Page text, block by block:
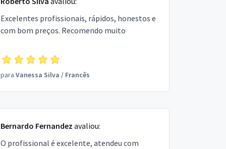
Excelentes profissionais, rápidos, honestos e
com bom preços. Recomendo muito
para Vanessa Silva / Francês
Bernardo Fernandez avaliou:
O profissional é excelente, atendeu com